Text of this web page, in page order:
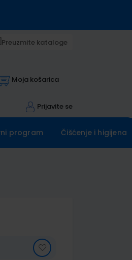
Preuzmite kataloge
Moja košarica
Prijavite se
program Čišćenje i higijena